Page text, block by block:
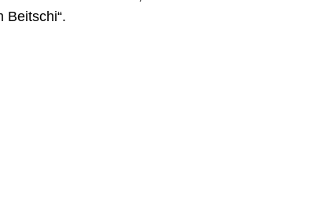
Beitschi“.